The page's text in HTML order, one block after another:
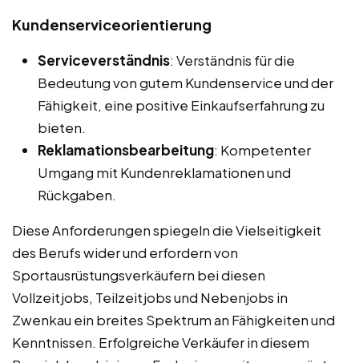
Kundenserviceorientierung
Serviceverständnis: Verständnis für die
Bedeutung von gutem Kundenservice und der
Fähigkeit, eine positive Einkaufserfahrung zu
bieten.
Reklamationsbearbeitung: Kompetenter
Umgang mit Kundenreklamationen und
Rückgaben.
Diese Anforderungen spiegeln die Vielseitigkeit
des Berufs wider und erfordern von
Sportausrüstungsverkäufern bei diesen
Vollzeitjobs, Teilzeitjobs und Nebenjobs in
Zwenkau ein breites Spektrum an Fähigkeiten und
Kenntnissen. Erfolgreiche Verkäufer in diesem